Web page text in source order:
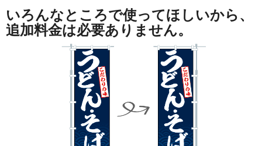
いろんなところで使ってほしいから、
追加料金は必要ありません。